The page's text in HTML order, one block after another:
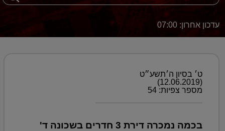
עדכון אחרון: 07:00
ט׳ בסיון ה׳תשע״ט
(12.06.2019)
מספר צפיות: 54
בכמה נמכרה דירת 3 חדרים בשכונה ד'